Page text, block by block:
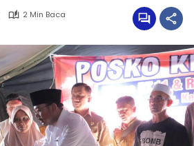
2 Min Baca